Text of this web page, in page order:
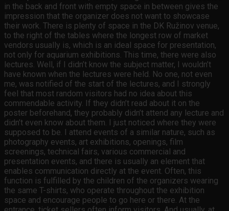
in the back and front with empty space in between gives the
impression that the organizer does not want to showcase
their work. There is plenty of space in the DK Ružinov venue,
to the right of the tables where the longest row of market
vendors usually is, which is an ideal space for presentation,
not only for aquarium exhibitions. This time, there were also
lectures. Well, if I didn’t know the subject matter, I wouldn’t
have known when the lectures were held. No one, not even
me, was notified of the start of the lectures, and I strongly
feel that most random visitors had no idea about this
commendable activity. If they didn’t read about it on the
poster beforehand, they probably didn’t attend any lecture and
didn’t even know about them. I just noticed where they were
supposed to be. I attend events of a similar nature, such as
photography events, art exhibitions, openings, film
screenings, technical fairs, various commercial and
presentation events, and there is usually an element that
enables communication directly at the event. Often, this
function is fulfilled by the children of the organizers wearing
the same T-shirts, who operate throughout the exhibition
space and encourage people to go here or there. At the